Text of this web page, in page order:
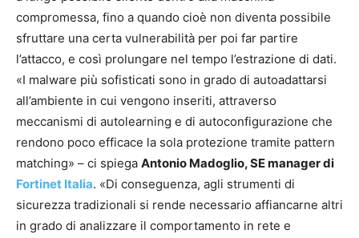
compromessa, fino a quando cioè non diventa possibile
sfruttare una certa vulnerabilità per poi far partire
l’attacco, e così prolungare nel tempo l’estrazione di dati.
«I malware più sofisticati sono in grado di autoadattarsi
all’ambiente in cui vengono inseriti, attraverso
meccanismi di autolearning e di autoconfigurazione che
rendono poco efficace la sola protezione tramite pattern
matching» – ci spiega Antonio Madoglio, SE manager di
Fortinet Italia. «Di conseguenza, agli strumenti di
sicurezza tradizionali si rende necessario affiancarne altri
in grado di analizzare il comportamento in rete e